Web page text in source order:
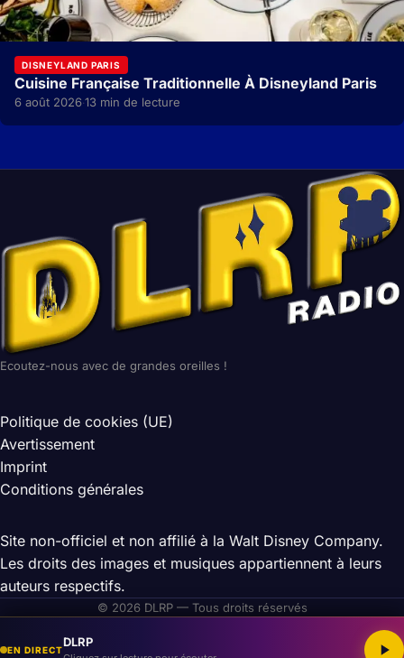
DISNEYLAND PARIS
Cuisine Française Traditionnelle À Disneyland Paris
6 août 2026·13 min de lecture
Ecoutez-nous avec de grandes oreilles !
Politique de cookies (UE)
Avertissement
Imprint
Conditions générales
Site non-officiel et non affilié à la Walt Disney Company.
Les droits des images et musiques appartiennent à leurs
auteurs respectifs.
© 2026 DLRP — Tous droits réservés
EN DIRECT
DLRP